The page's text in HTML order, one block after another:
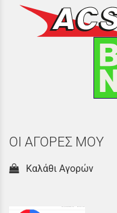
ΟΙ ΑΓΟΡΕΣ ΜΟΥ
Καλάθι Αγορών